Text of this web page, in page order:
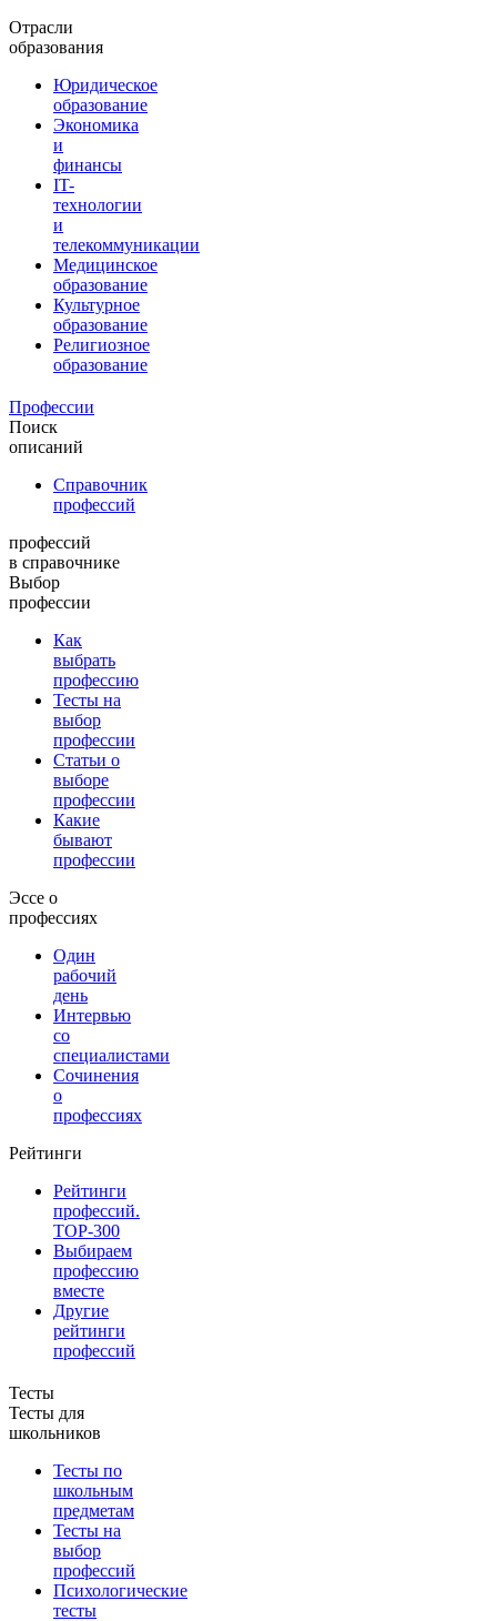
Отрасли
образования
Юридическое
образование
Экономика
и
финансы
IT-
технологии
и
телекоммуникации
Медицинское
образование
Культурное
образование
Религиозное
образование
Профессии
Поиск
описаний
Справочник
профессий
профессий
в справочнике
Выбор
профессии
Как
выбрать
профессию
Тесты на
выбор
профессии
Статьи о
выборе
профессии
Какие
бывают
профессии
Эссе о
профессиях
Один
рабочий
день
Интервью
со
специалистами
Сочинения
о
профессиях
Рейтинги
Рейтинги
профессий.
TOP-300
Выбираем
профессию
вместе
Другие
рейтинги
профессий
Тесты
Тесты для
школьников
Тесты по
школьным
предметам
Тесты на
выбор
профессий
Психологические
тесты